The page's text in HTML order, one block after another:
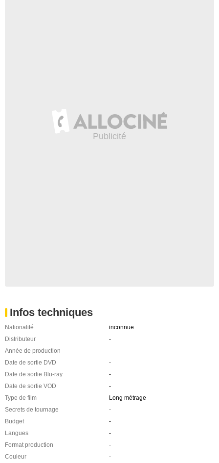
Infos techniques
Nationalité
inconnue
Distributeur
-
Année de production
Date de sortie DVD
-
Date de sortie Blu-ray
-
Date de sortie VOD
-
Type de film
Long métrage
Secrets de tournage
-
Budget
-
Langues
-
Format production
-
Couleur
-